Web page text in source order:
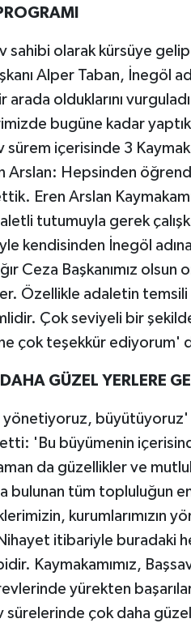
sahibi olarak kürsüye
Alper Taban, İnegöl
arada olduklarını
bugüne kadar
içerisinde 3
Arslan: Hepsinden
Eren Arslan
tutumuyla gerek
kendisinden İnegöl
Ceza Başkanımız
Özellikle adaletin temsili
Çok seviyeli bir
çok teşekkür ediyorum'
GÜZEL YERLERE
büyütüyoruz'
'Bu büyümenin
da güzellikler ve
bulunan tüm topluluğun
kurumlarımızın
itibariyle buradaki
Kaymakamımız,
yürekten
sürelerinde çok daha